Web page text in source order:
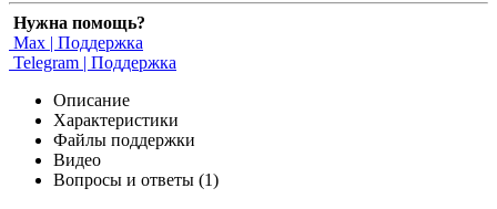
Нужна помощь?
Max | Поддержка
Telegram | Поддержка
Описание
Характеристики
Файлы поддержки
Видео
Вопросы и ответы (1)